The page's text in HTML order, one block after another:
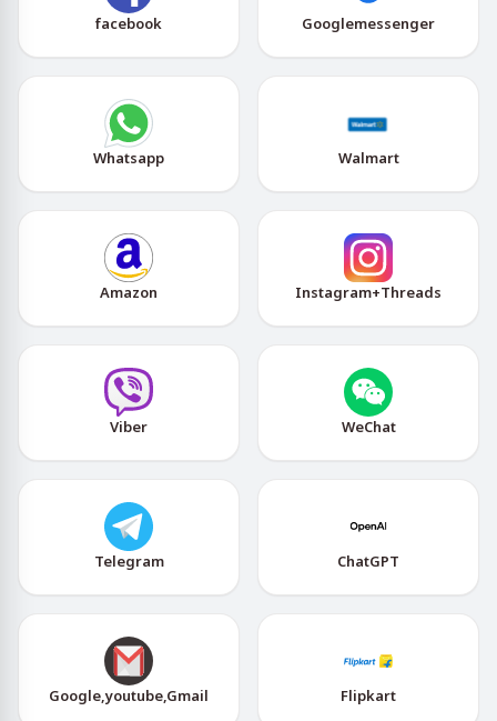
facebook Googlemessenger
Whatsapp Walmart
Amazon Instagram+Threads
Viber WeChat
Telegram ChatGPT
Google,youtube,Gmail Flipkart